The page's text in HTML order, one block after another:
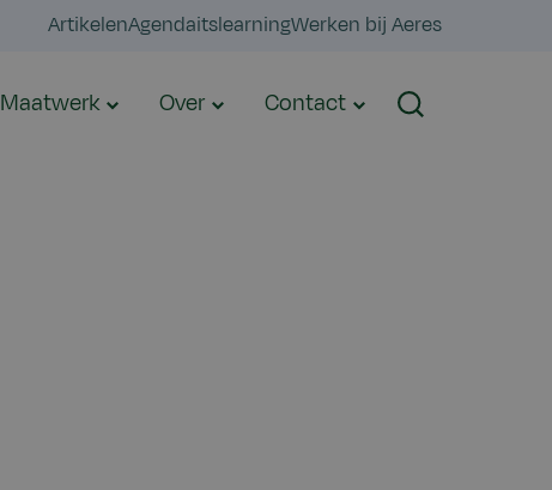
ArtikelenAgendaitslearningWerken bij Aeres
Maatwerk Over Contact Zoeken